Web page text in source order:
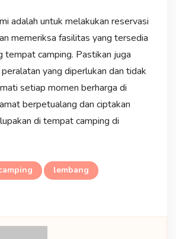
adalah untuk melakukan reservasi
memeriksa fasilitas yang tersedia
tempat camping. Pastikan juga
yang diperlukan dan tidak
setiap momen berharga di
berpetualang dan ciptakan
di tempat camping di
lembang